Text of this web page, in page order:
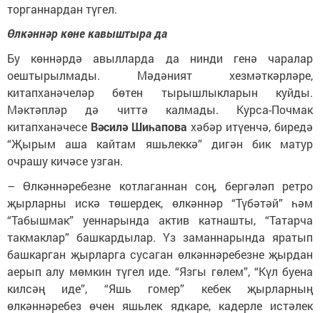
торганнардан түгел.
Өлкәннәр көне кавыштыра да
Бу көннәрдә авылларда да нинди генә чаралар
оештырылмады. Мәдәният хезмәткәрләре,
китапханәчеләр бөтен тырышлыкларын куйды.
Мәктәпләр дә читтә калмады. Курса-Почмак
китапханәчесе Вәсилә Шиһапова хәбәр итүенчә, биредә
“Җырым аша кайтам яшьлеккә” дигән бик матур
очрашу кичәсе узган.
– Өлкәннәребезне котлаганнан соң, бергәләп ретро
җырларны искә төшердек, өлкәннәр “Түбәтәй” һәм
“Табышмак” уеннарында актив катнашты, “Татарча
такмаклар” башкардылар. Үз заманнарында яратып
башкарган җырларга сусаган өлкәннәребезне җырдан
аерып алу мөмкин түгел иде. “Язгы гөлем”, “Күл буена
килсәң иде”, “Яшь гомер” кебек җырларның
өлкәннәребез өчен яшьлек ядкаре, кадерле истәлек